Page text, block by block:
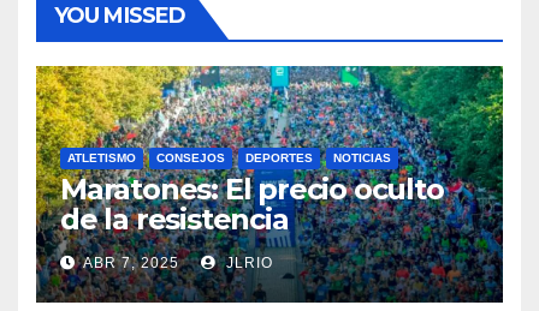
YOU MISSED
ATLETISMO CONSEJOS DEPORTES NOTICIAS
Maratones: El precio oculto
de la resistencia
ABR 7, 2025 JLRIO